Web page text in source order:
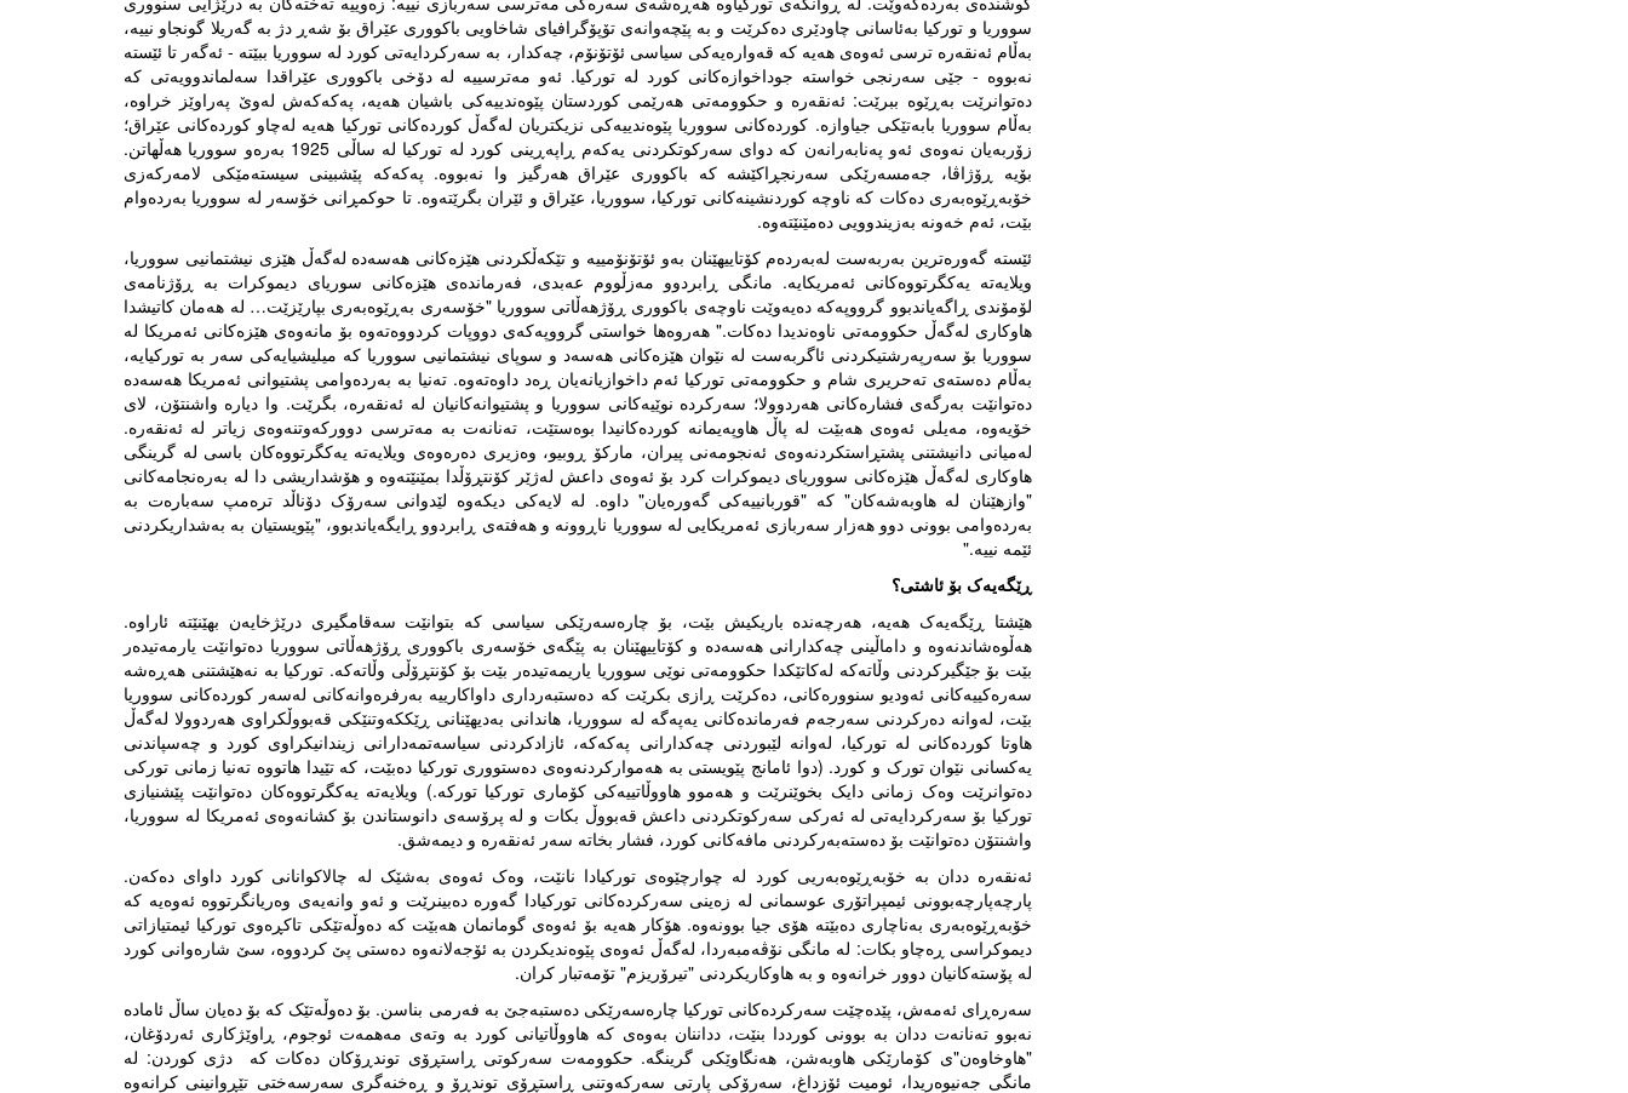
سووریا و تورکیا بەئاسانی چاودێری دەکرێت و بە پێچەوانەی تۆپۆگرافیای شاخاویی باکووری عێراق بۆ شەڕ دژ بە گەریلا گونجاو نییە،
بەڵام ئەنقەرە ترسی ئەوەی هەیە کە قەوارەیەکی سیاسی ئۆتۆنۆم، چەکدار، بە سەرکردایەتی کورد لە سووریا ببێتە - ئەگەر تا ئێستە
نەبووە - جێی سەرنجی خواستە جوداخوازەکانی کورد لە تورکیا. ئەو مەترسییە لە دۆخی باکووری عێراقدا سەلماندوویەتی کە
دەتوانرێت بەڕێوە ببرێت: ئەنقەرە و حکوومەتی هەرێمی کوردستان پێوەندییەکی باشیان هەیە، پەکەکەش لەوێ پەراوێز خراوە،
بەڵام سووریا بابەتێکی جیاوازە. کوردەکانی سووریا پێوەندییەکی نزیکتریان لەگەڵ کوردەکانی تورکیا هەیە لەچاو کوردەکانی عێراق؛
زۆربەیان نەوەی ئەو پەنابەرانەن کە دوای سەرکوتکردنی یەکەم ڕاپەڕینی کورد لە تورکیا لە ساڵی 1925 بەرەو سووریا هەڵهاتن.
بۆیە ڕۆژاڤا، جەمسەرێکی سەرنجڕاکێشە کە باکووری عێراق هەرگیز وا نەبووە. پەکەکە پێشبینی سیستەمێکی لامەرکەزی
خۆبەڕێوەبەری دەکات کە ناوچە کوردنشینەکانی تورکیا، سووریا، عێراق و ئێران بگرێتەوە. تا حوکمڕانی خۆسەر لە سووریا بەردەوام
بێت، ئەم خەونە بەزیندوویی دەمێنێتەوە.
ئێستە گەورەترین بەربەست لەبەردەم کۆتاییهێنان بەو ئۆتۆنۆمییە و تێکەڵکردنی هێزەکانی هەسەدە لەگەڵ هێزی نیشتمانیی سووریا،
ویلایەتە یەکگرتووەکانی ئەمریکایە. مانگی ڕابردوو مەزڵووم عەبدی، فەرماندەی هێزەکانی سوریای دیموکرات بە ڕۆژنامەی
لۆمۆندی ڕاگەیاندبوو گرووپەکە دەیەوێت ناوچەی باکووری ڕۆژهەڵاتی سووریا "خۆسەری بەڕێوەبەری بپارێزێت… لە هەمان کاتیشدا
هاوکاری لەگەڵ حکوومەتی ناوەندیدا دەکات." هەروەها خواستی گرووپەکەی دووپات کردووەتەوە بۆ مانەوەی هێزەکانی ئەمریکا لە
سووریا بۆ سەرپەرشتیکردنی ئاگربەست لە نێوان هێزەکانی هەسەد و سوپای نیشتمانیی سووریا کە میلیشیایەکی سەر بە تورکیایە،
بەڵام دەستەی تەحریری شام و حکوومەتی تورکیا ئەم داخوازیانەیان ڕەد داوەتەوە. تەنیا بە بەردەوامی پشتیوانی ئەمریکا هەسەدە
دەتوانێت بەرگەی فشارەکانی هەردوولا؛ سەرکردە نوێیەکانی سووریا و پشتیوانەکانیان لە ئەنقەرە، بگرێت. وا دیارە واشنتۆن، لای
خۆیەوە، مەیلی ئەوەی هەبێت لە پاڵ هاوپەیمانە کوردەکانیدا بوەستێت، تەنانەت بە مەترسی دوورکەوتنەوەی زیاتر لە ئەنقەرە.
لەمیانی دانیشتنی پشتڕاستکردنەوەی ئەنجومەنی پیران، مارکۆ ڕوبیو، وەزیری دەرەوەی ویلایەتە یەکگرتووەکان باسی لە گرینگی
هاوکاری لەگەڵ هێزەکانی سووریای دیموکرات کرد بۆ ئەوەی داعش لەژێر کۆنتڕۆڵدا بمێنێتەوە و هۆشداریشی دا لە بەرەنجامەکانی
"وازهێنان لە هاوبەشەکان" کە "قوربانییەکی گەورەیان" داوە. لە لایەکی دیکەوە لێدوانی سەرۆک دۆناڵد ترەمپ سەبارەت بە
بەردەوامی بوونی دوو هەزار سەربازی ئەمریکایی لە سووریا ناڕوونە و هەفتەی ڕابردوو ڕایگەیاندبوو، "پێویستیان بە بەشداریکردنی
ئێمە نییە."
ڕێگەیەک بۆ ئاشتی؟
هێشتا ڕێگەیەک هەیە، هەرچەندە باریکیش بێت، بۆ چارەسەرێکی سیاسی کە بتوانێت سەقامگیری درێژخایەن بهێنێتە ئاراوە.
هەڵوەشاندنەوە و داماڵینی چەکدارانی هەسەدە و کۆتاییهێنان بە پێگەی خۆسەری باکووری ڕۆژهەڵاتی سووریا دەتوانێت یارمەتیدەر
بێت بۆ جێگیرکردنی وڵاتەکە لەکاتێکدا حکوومەتی نوێی سووریا یاریمەتیدەر بێت بۆ کۆنتڕۆڵی وڵاتەکە. تورکیا بە نەهێشتنی هەڕەشە
سەرەکییەکانی ئەودیو سنوورەکانی، دەکرێت ڕازی بکرێت کە دەستبەرداری داواکارییە بەرفرەوانەکانی لەسەر کوردەکانی سووریا
بێت، لەوانە دەرکردنی سەرجەم فەرماندەکانی یەپەگە لە سووریا، هاندانی بەدیهێنانی ڕێککەوتنێکی قەبووڵکراوی هەردوولا لەگەڵ
هاوتا کوردەکانی لە تورکیا، لەوانە لێبوردنی چەکدارانی پەکەکە، ئازادکردنی سیاسەتمەدارانی زیندانیکراوی کورد و چەسپاندنی
یەکسانی نێوان تورک و کورد. (دوا ئامانج پێویستی بە هەموارکردنەوەی دەستووری تورکیا دەبێت، کە تێیدا هاتووە تەنیا زمانی تورکی
دەتوانرێت وەک زمانی دایک بخوێنرێت و هەموو هاووڵاتییەکی کۆماری تورکیا تورکە.) ویلایەتە یەکگرتووەکان دەتوانێت پێشنیازی
تورکیا بۆ سەرکردایەتی لە ئەرکی سەرکوتکردنی داعش قەبووڵ بکات و لە پرۆسەی دانوستاندن بۆ کشانەوەی ئەمریکا لە سووریا،
واشنتۆن دەتوانێت بۆ دەستەبەرکردنی مافەکانی کورد، فشار بخاتە سەر ئەنقەرە و دیمەشق.
ئەنقەرە ددان بە خۆبەڕێوەبەریی کورد لە چوارچێوەی تورکیادا نانێت، وەک ئەوەی بەشێک لە چالاکوانانی کورد داوای دەکەن.
پارچەپارچەبوونی ئیمپراتۆری عوسمانی لە زەینی سەرکردەکانی تورکیادا گەورە دەبینرێت و ئەو وانەیەی وەریانگرتووە ئەوەیە کە
خۆبەڕێوەبەری بەناچاری دەبێتە هۆی جیا بوونەوە. هۆکار هەیە بۆ ئەوەی گومانمان هەبێت کە دەوڵەتێکی تاکڕەوی تورکیا ئیمتیازاتی
دیموکراسی ڕەچاو بکات: لە مانگی نۆڤەمبەردا، لەگەڵ ئەوەی پێوەندیکردن بە ئۆجەلانەوە دەستی پێ کردووە، سێ شارەوانی کورد
لە پۆستەکانیان دوور خرانەوە و بە هاوکاریکردنی "تیرۆریزم" تۆمەتبار کران.
سەرەڕای ئەمەش، پێدەچێت سەرکردەکانی تورکیا چارەسەرێکی دەستبەجێ بە فەرمی بناسن. بۆ دەوڵەتێک کە بۆ دەیان ساڵ ئامادە
نەبوو تەنانەت ددان بە بوونی کورددا بنێت، دداننان بەوەی کە هاووڵاتیانی کورد بە وتەی مەهمەت ئوجوم، ڕاوێژکاری ئەردۆغان،
"هاوخاوەن"ی کۆمارێکی هاوبەشن، هەنگاوێکی گرینگە. حکوومەت سەرکوتی ڕاستڕۆی توندڕۆکان دەکات کە دژی کوردن: لە
مانگی جەنیوەریدا، ئومیت ئۆزداغ، سەرۆکی پارتی سەرکەوتنی ڕاستڕۆی توندڕۆ و ڕەخنەگری سەرسەختی تێڕوانینی کرانەوە